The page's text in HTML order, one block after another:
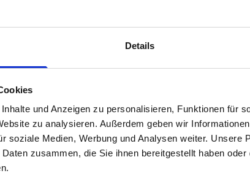
Details
und Anzeigen zu personalisieren, Funktionen für
zu analysieren. Außerdem geben wir
soziale Medien, Werbung und Analysen weiter. Unsere
zusammen, die Sie ihnen bereitgestellt haben
um unseren Zielgruppen, Händlern und
Produktinformationen am richtigen
noch stärker als bisher technische
nutzen und holt sich zu diesem Zweck
mit ins Boot. SDZeCOM ist seit über 20
Schwerpunkt Produktkommunikation.
System (